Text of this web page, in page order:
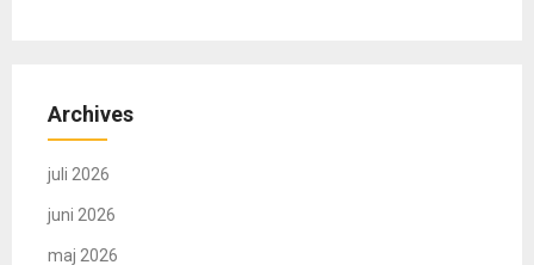
Archives
juli 2026
juni 2026
maj 2026